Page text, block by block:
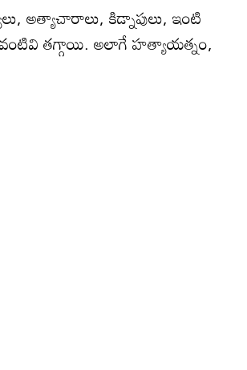
అత్యాచారాలు, కిడ్నాపులు, ఇంటి
వంటివి తగ్గాయి. అలాగే హత్యాయత్నం,